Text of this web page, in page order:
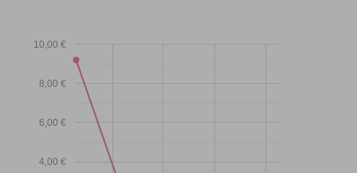
4,00 €
6,00 €
8,00 €
10,00 €